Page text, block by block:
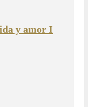
y amor I